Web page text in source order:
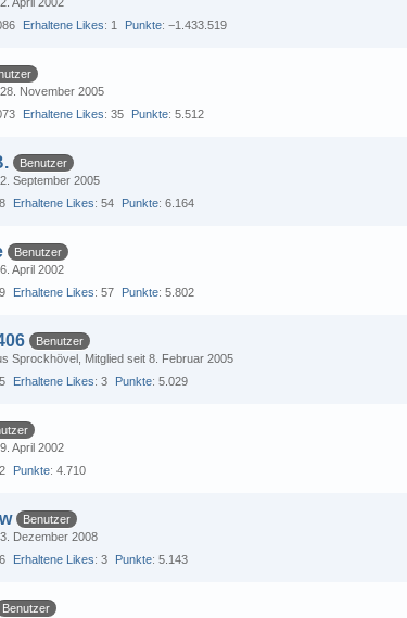
Erhaltene Likes 1 Punkte −1.433.519
November 2005
Erhaltene Likes 35 Punkte 5.512
Benutzer
September 2005
Erhaltene Likes 54 Punkte 6.164
Benutzer
April 2002
Erhaltene Likes 57 Punkte 5.802
Benutzer
Sprockhövel Mitglied seit 8. Februar 2005
Erhaltene Likes 3 Punkte 5.029
April 2002
Punkte 4.710
Benutzer
Dezember 2008
Erhaltene Likes 3 Punkte 5.143
Benutzer